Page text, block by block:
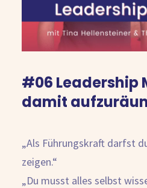
Kostenlose
#06 Leadership
damit
„Als Führungskraft darfst
zeigen.“
„Du musst alles selbst